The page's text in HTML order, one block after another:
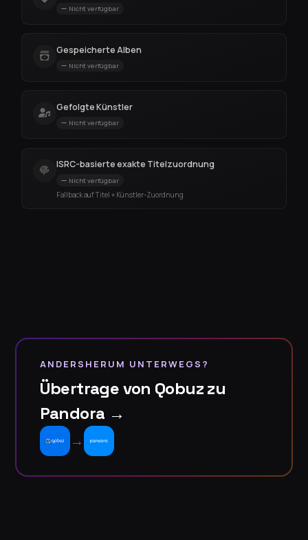
Nicht verfügbar
Gespeicherte Alben
Nicht verfügbar
Gefolgte Künstler
Nicht verfügbar
ISRC-basierte exakte Titelzuordnung
Nicht verfügbar
Fallback auf Titel + Künstler-Zuordnung
ANDERSHERUM UNTERWEGS?
Übertrage von Qobuz zu
Pandora →
→